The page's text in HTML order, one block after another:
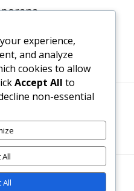
Datelor (GDPR)
TOATE DREPTURILE
experience,
and analyze
cookies to allow
Accept All to
non-essential
All
All